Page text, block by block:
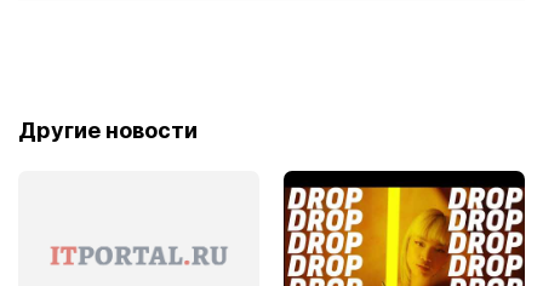
Другие новости